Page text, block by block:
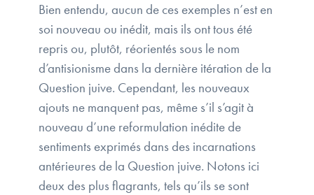
Bien entendu, aucun de ces exemples n’est en
soi nouveau ou inédit, mais ils ont tous été
repris ou, plutôt, réorientés sous le nom
d’antisionisme dans la dernière itération de la
Question juive. Cependant, les nouveaux
ajouts ne manquent pas, même s’il s’agit à
nouveau d’une reformulation inédite de
sentiments exprimés dans des incarnations
antérieures de la Question juive. Notons ici
deux des plus flagrants, tels qu’ils se sont